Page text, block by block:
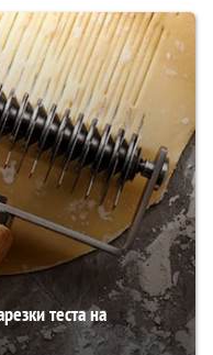
теста на